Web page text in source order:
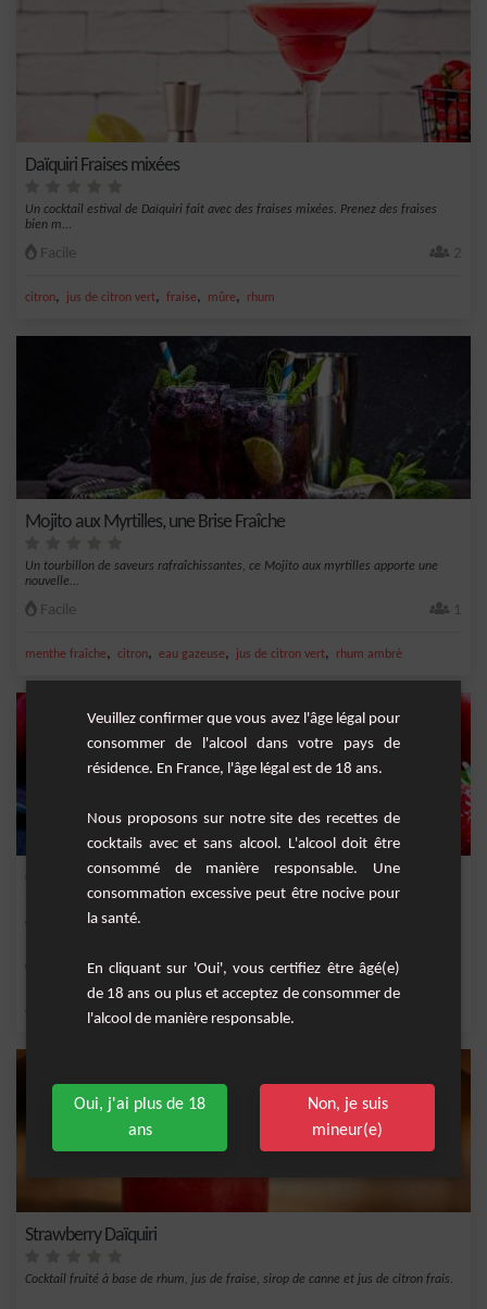
Daïquiri Fraises mixées
Un cocktail estival de Daïquiri fait avec des fraises mixées. Prenez des fraises
bien m...
Facile 2
citron, jus de citron vert, fraise, mûre, rhum
Mojito aux Myrtilles, une Brise Fraîche
Un tourbillon de saveurs rafraîchissantes, ce Mojito aux myrtilles apporte une
nouvelle...
Facile 1
menthe fraîche, citron, eau gazeuse, jus de citron vert, rhum ambré
Caïpirinha fraise
Cocktail fruité et élégant à base de rhum, fraise, citron jaune et sirop de canne.
Moyenne
citron sirop de canne citron jaune jus de citron jaune
Strawberry Daïquiri
Cocktail fruité à base de rhum, jus de fraise, sirop de canne et jus de citron frais.
Veuillez confirmer que vous avez l'âge légal pour
consommer de l'alcool dans votre pays de
résidence. En France, l'âge légal est de 18 ans.
Nous proposons sur notre site des recettes de
cocktails avec et sans alcool. L'alcool doit être
consommé de manière responsable. Une
consommation excessive peut être nocive pour
la santé.
En cliquant sur 'Oui', vous certifiez être âgé(e)
de 18 ans ou plus et acceptez de consommer de
l'alcool de manière responsable.
Oui, j'ai plus de 18
ans
Non, je suis
mineur(e)